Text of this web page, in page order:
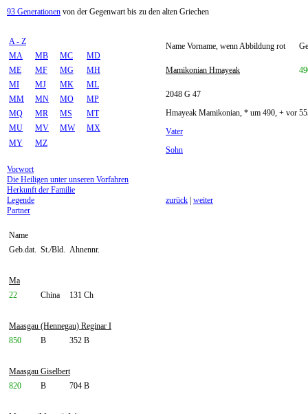
93 Generationen von der Gegenwart bis zu den alten Griechen
A - Z
MA
MB MC
MD
ME
MF MG
MH
MI
MJ MK
ML
MM
MN MO
MP
MQ
MR MS
MT
MU
MV MW
MX
MY
MZ
Vorwort
Die Heiligen unter unseren Vorfahren
Herkunft der Familie
Legende
Partner
Name
Geb.dat. St./Bld. Ahnennr.
Ma
22
China 131 Ch
Maasgau (Hennegau) Reginar I
850
B 352 B
Maasgau Giselbert
820
B 704 B
Name Vorname, wenn Abbildung rot
Mamikonian Hmayeak
2048 G 47
Hmayeak Mamikonian, * um 490, + vor
Vater
Sohn
zurück weiter